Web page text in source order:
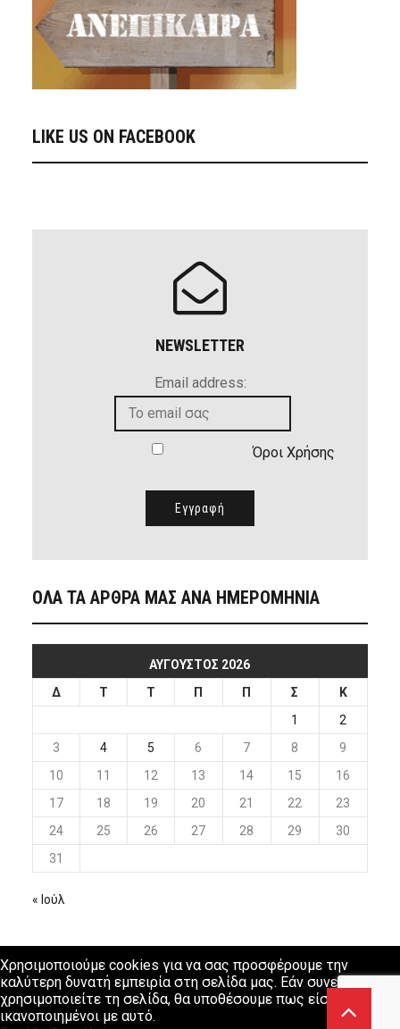
LIKE US ON FACEBOOK
NEWSLETTER
Email address:
Όροι Χρήσης
ΟΛΑ ΤΑ ΑΡΘΡΑ ΜΑΣ ΑΝΑ ΗΜΕΡΟΜΗΝΙΑ
ΑΎΓΟΥΣΤΟΣ 2026
Δ
Τ Τ Π Π Σ
Κ
1
2
3
4 5 6 7 8
9
10
11 12 13 14 15
16
17
18 19 20 21 22
23
24
25 26 27 28 29
30
31
« Ιούλ
Χρησιμοποιούμε cookies για να σας προσφέρουμε την
καλύτερη δυνατή εμπειρία στη σελίδα μας. Εάν συνεχίσετε να
χρησιμοποιείτε τη σελίδα, θα υποθέσουμε πως είστε
ικανοποιημένοι με αυτό.